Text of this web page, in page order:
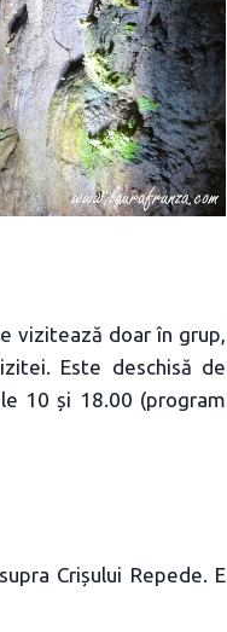
vizitează doar în grup,
Este deschisă de
10 și 18.00 (program
Crișului Repede. E